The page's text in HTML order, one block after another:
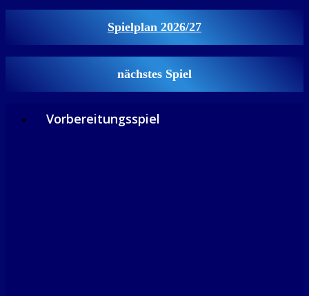
Spielplan 2026/27
nächstes Spiel
Vorbereitungsspiel